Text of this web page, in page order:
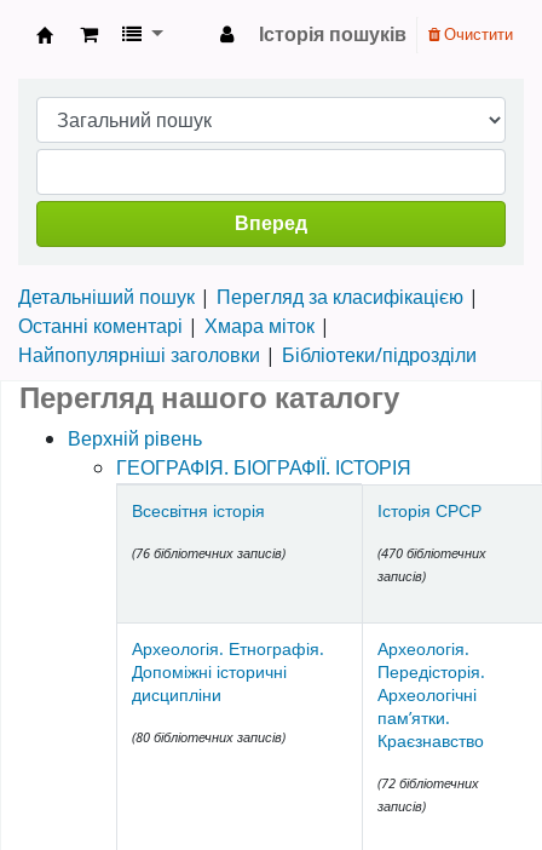
Історія пошуків Очистити
Вперед
Детальніший пошук
Перегляд за класифікацією
Останні коментарі
Хмара міток
Найпопулярніші заголовки
Бібліотеки/підрозділи
Перегляд нашого каталогу
Верхній рівень
ГЕОГРАФІЯ. БІОГРАФІЇ. ІСТОРІЯ
Всесвітня історія
(76 бібліотечних записів)
Історія СРСР
(470 бібліотечних
записів)
Археологія. Етнографія.
Допоміжні історичні
дисципліни
(80 бібліотечних записів)
Археологія.
Передісторія.
Археологічні
пам’ятки.
Краєзнавство
(72 бібліотечних
записів)